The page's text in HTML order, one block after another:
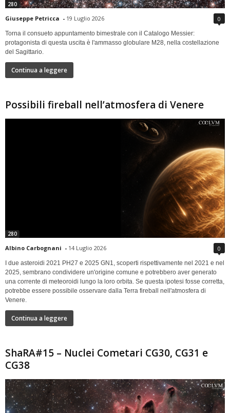
280
Giuseppe Petricca - 19 Luglio 2026 0
Torna il consueto appuntamento bimestrale con il Catalogo Messier:
protagonista di questa uscita è l'ammasso globulare M28, nella costellazione
del Sagittario.
Continua a leggere
Possibili fireball nell’atmosfera di Venere
280
Albino Carbognani - 14 Luglio 2026 0
I due asteroidi 2021 PH27 e 2025 GN1, scoperti rispettivamente nel 2021 e nel
2025, sembrano condividere un'origine comune e potrebbero aver generato
una corrente di meteoroidi lungo la loro orbita. Se questa ipotesi fosse corretta,
potrebbe essere possibile osservare dalla Terra fireball nell'atmosfera di
Venere.
Continua a leggere
ShaRA#15 – Nuclei Cometari CG30, CG31 e
CG38